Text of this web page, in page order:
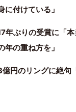
に付けている」
年ぶりの受賞に「
年の重ね方を」
億円のリングに絶句